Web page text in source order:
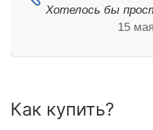
Хотелось бы
15
Как купить?